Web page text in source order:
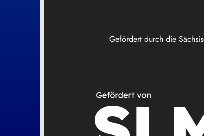
Gefördert durch die